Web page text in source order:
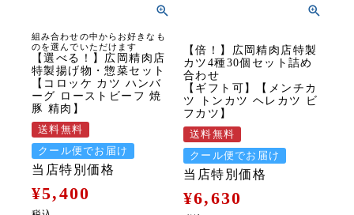
組み合わせの中からお好きなも
のを選んでいただけます
【選べる！】広岡精肉店
特製揚げ物・惣菜セット
【コロッケ カツ ハンバ
ーグ ローストビーフ 焼
豚 精肉】
送料無料
クール便でお届け
当店特別価格
¥5,400
【倍！】広岡精肉店特製
カツ4種30個セット詰め
合わせ
【ギフト可】【メンチカ
ツ トンカツ ヘレカツ ビ
フカツ】
送料無料
クール便でお届け
当店特別価格
¥6,630